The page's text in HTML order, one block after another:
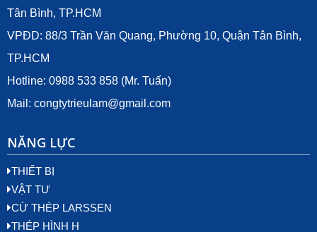
Tân Bình, TP.HCM
VPĐD: 88/3 Trần Văn Quang, Phường 10, Quận Tân Bình,
TP.HCM
Hotline: 0988 533 858 (Mr. Tuấn)
Mail: congtytrieulam@gmail.com
NĂNG LỰC
THIẾT BỊ
VẬT TƯ
CỪ THÉP LARSSEN
THÉP HÌNH H